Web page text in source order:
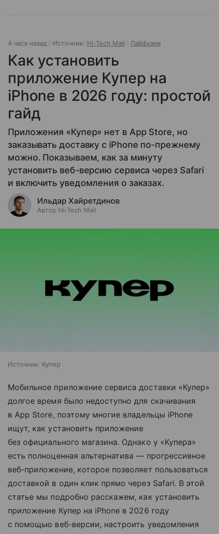
4 часа назад Источник: Hi-Tech Mail Лайфхаки
Как установить
приложение Купер на
iPhone в 2026 году: простой
гайд
Приложения «Купер» нет в App Store, но
заказывать доставку с iPhone по-прежнему
можно. Показываем, как за минуту
установить веб-версию сервиса через Safari
и включить уведомления о заказах.
Ильдар Хайретдинов
Автор Hi-Tech Mail
Источник: Купер
Мобильное приложение сервиса доставки «Купер»
долгое время было недоступно для скачивания
в App Store, поэтому многие владельцы iPhone
ищут, как установить приложение
без официального магазина. Однако у «Купера»
есть полноценная альтернатива — прогрессивное
веб-приложение, которое позволяет пользоваться
доставкой в один клик прямо через Safari. В этой
статье мы подробно расскажем, как установить
приложение Купер на iPhone в 2026 году
с помощью веб-версии, настроить уведомления